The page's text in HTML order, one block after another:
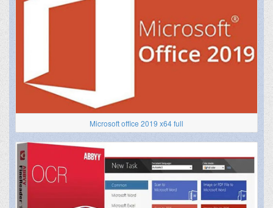
Microsoft office 2019 x64 full